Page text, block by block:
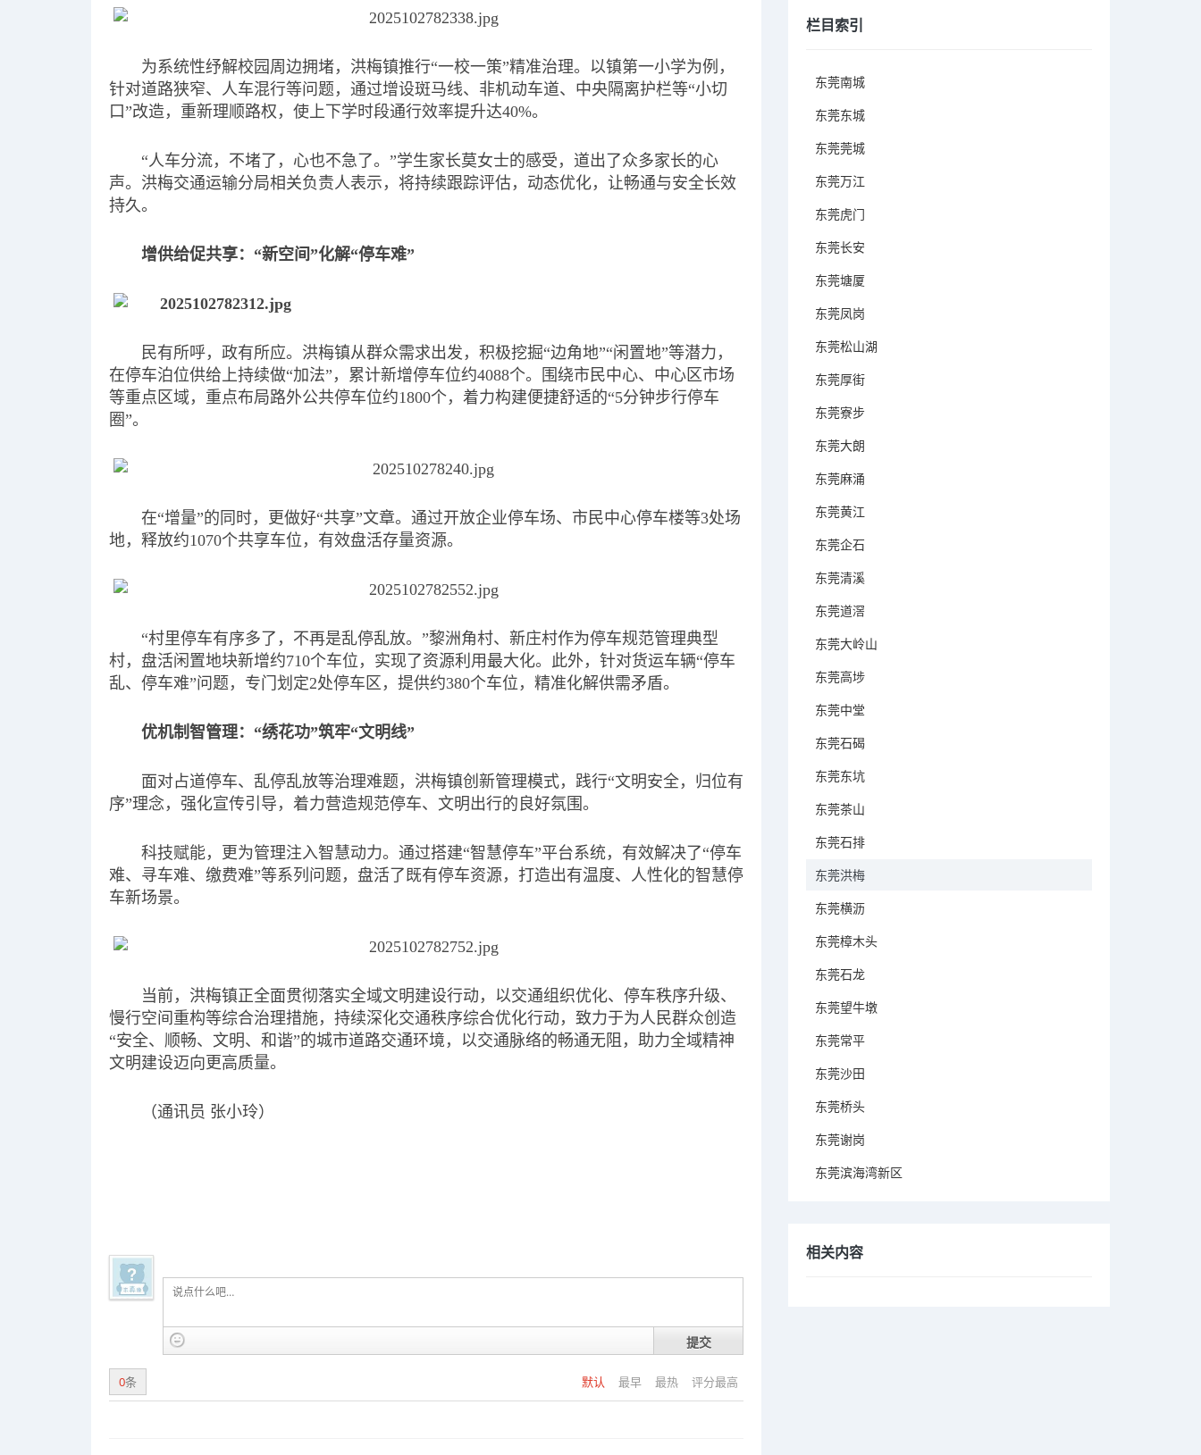
为系统性纾解校园周边拥堵，洪梅镇推行“一校一策”精准治理。以镇第一小学为例，
针对道路狭窄、人车混行等问题，通过增设斑马线、非机动车道、中央隔离护栏等“小切
口”改造，重新理顺路权，使上下学时段通行效率提升达40%。
“人车分流，不堵了，心也不急了。”学生家长莫女士的感受，道出了众多家长的心
声。洪梅交通运输分局相关负责人表示，将持续跟踪评估，动态优化，让畅通与安全长效
持久。
增供给促共享：“新空间”化解“停车难”
民有所呼，政有所应。洪梅镇从群众需求出发，积极挖掘“边角地”“闲置地”等潜力，
在停车泊位供给上持续做“加法”，累计新增停车位约4088个。围绕市民中心、中心区市场
等重点区域，重点布局路外公共停车位约1800个，着力构建便捷舒适的“5分钟步行停车
圈”。
在“增量”的同时，更做好“共享”文章。通过开放企业停车场、市民中心停车楼等3处场
地，释放约1070个共享车位，有效盘活存量资源。
“村里停车有序多了，不再是乱停乱放。”黎洲角村、新庄村作为停车规范管理典型
村，盘活闲置地块新增约710个车位，实现了资源利用最大化。此外，针对货运车辆“停车
乱、停车难”问题，专门划定2处停车区，提供约380个车位，精准化解供需矛盾。
优机制智管理：“绣花功”筑牢“文明线”
面对占道停车、乱停乱放等治理难题，洪梅镇创新管理模式，践行“文明安全，归位有
序”理念，强化宣传引导，着力营造规范停车、文明出行的良好氛围。
科技赋能，更为管理注入智慧动力。通过搭建“智慧停车”平台系统，有效解决了“停车
难、寻车难、缴费难”等系列问题，盘活了既有停车资源，打造出有温度、人性化的智慧停
车新场景。
当前，洪梅镇正全面贯彻落实全域文明建设行动，以交通组织优化、停车秩序升级、
慢行空间重构等综合治理措施，持续深化交通秩序综合优化行动，致力于为人民群众创造
“安全、顺畅、文明、和谐”的城市道路交通环境，以交通脉络的畅通无阻，助力全域精神
文明建设迈向更高质量。
（通讯员 张小玲）
提交
默认 最早 最热 评分最高
0条
栏目索引
东莞南城
东莞东城
东莞莞城
东莞万江
东莞虎门
东莞长安
东莞塘厦
东莞凤岗
东莞松山湖
东莞厚街
东莞寮步
东莞大朗
东莞麻涌
东莞黄江
东莞企石
东莞清溪
东莞道滘
东莞大岭山
东莞高埗
东莞中堂
东莞石碣
东莞东坑
东莞茶山
东莞石排
东莞洪梅
东莞横沥
东莞樟木头
东莞石龙
东莞望牛墩
东莞常平
东莞沙田
东莞桥头
东莞谢岗
东莞滨海湾新区
相关内容